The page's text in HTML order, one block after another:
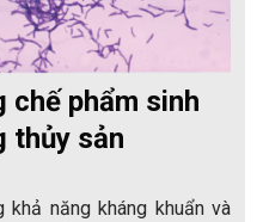
chế phẩm sinh
thủy sản
khả năng kháng khuẩn và